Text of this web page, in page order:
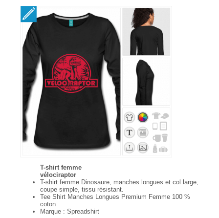
T-shirt femme
vélociraptor
T-shirt femme Dinosaure, manches longues et col large,
coupe simple, tissu résistant.
Tee Shirt Manches Longues Premium Femme 100 %
coton
Marque : Spreadshirt